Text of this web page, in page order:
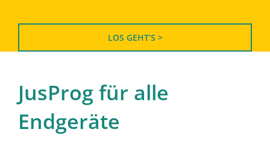
LOS GEHT’S >
JusProg für alle
Endgeräte